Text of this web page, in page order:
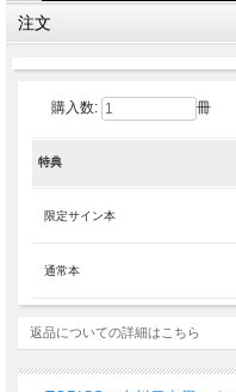
注文
購入数: 冊
特典
限定サイン本
通常本
返品についての詳細はこちら